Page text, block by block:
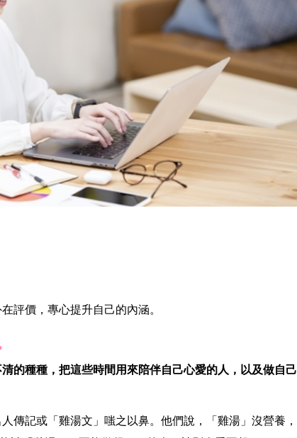
評價， 專心提升自己的內涵。
的種種，把這些時間用來陪伴自己心愛的人，以及做自己
傳記或「雞湯文」嗤之以鼻。他們說，「雞湯」沒營養，